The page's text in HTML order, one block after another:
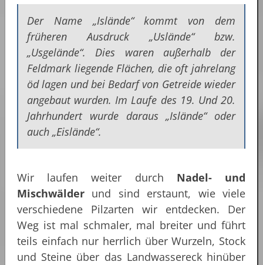
Der Name „Islände“ kommt von dem
früheren Ausdruck „Uslände“ bzw.
„Usgelände“. Dies waren außerhalb der
Feldmark liegende Flächen, die oft jahrelang
öd lagen und bei Bedarf von Getreide wieder
angebaut wurden. Im Laufe des 19. Und 20.
Jahrhundert wurde daraus „Islände“ oder
auch „Eislände“.
Wir laufen weiter durch Nadel- und
Mischwälder und sind erstaunt, wie viele
verschiedene Pilzarten wir entdecken. Der
Weg ist mal schmaler, mal breiter und führt
teils einfach nur herrlich über Wurzeln, Stock
und Steine über das Landwassereck hinüber